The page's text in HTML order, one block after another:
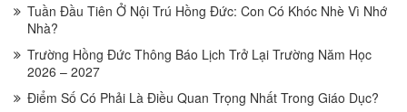
Tuần Đầu Tiên Ở Nội Trú Hồng Đức: Con Có Khóc Nhè Vì Nhớ
Nhà?
Trường Hồng Đức Thông Báo Lịch Trở Lại Trường Năm Học
2026 – 2027
Điểm Số Có Phải Là Điều Quan Trọng Nhất Trong Giáo Dục?